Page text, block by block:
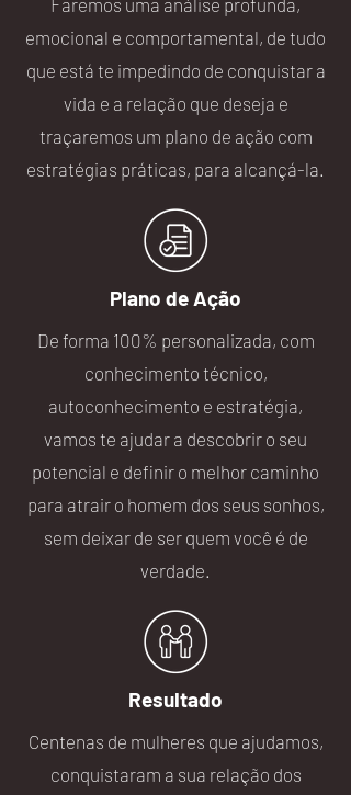
Faremos uma análise profunda,
emocional e comportamental, de tudo
que está te impedindo de conquistar a
vida e a relação que deseja e
traçaremos um plano de ação com
estratégias práticas, para alcançá-la.
Plano de Ação
De forma 100% personalizada, com
conhecimento técnico,
autoconhecimento e estratégia,
vamos te ajudar a descobrir o seu
potencial e definir o melhor caminho
para atrair o homem dos seus sonhos,
sem deixar de ser quem você é de
verdade.
Resultado
Centenas de mulheres que ajudamos,
conquistaram a sua relação dos